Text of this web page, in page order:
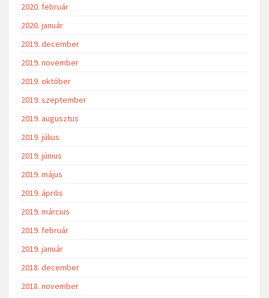
2020. február
2020. január
2019. december
2019. november
2019. október
2019. szeptember
2019. augusztus
2019. július
2019. június
2019. május
2019. április
2019. március
2019. február
2019. január
2018. december
2018. november